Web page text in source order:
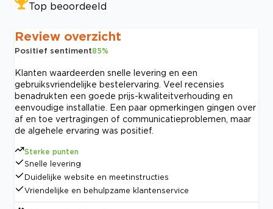
Top beoordeeld
Review overzicht
Positief sentiment85%
Klanten waardeerden snelle levering en een
gebruiksvriendelijke bestelervaring. Veel recensies
benadrukten een goede prijs-kwaliteitverhouding en
eenvoudige installatie. Een paar opmerkingen gingen over
af en toe vertragingen of communicatieproblemen, maar
de algehele ervaring was positief.
Sterke punten
Snelle levering
Duidelijke website en meetinstructies
Vriendelijke en behulpzame klantenservice